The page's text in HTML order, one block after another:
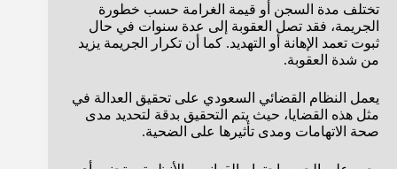
تختلف مدة السجن أو قيمة الغرامة حسب خطورة
الجريمة، فقد تصل العقوبة إلى عدة سنوات في حال
ثبوت تعمد الإهانة أو التهديد. كما أن تكرار الجريمة يزيد
من شدة العقوبة.
يعمل النظام القضائي السعودي على تحقيق العدالة في
مثل هذه القضايا، حيث يتم التحقيق بدقة لتحديد مدى
صحة الاتهامات ومدى تأثيرها على الضحية.